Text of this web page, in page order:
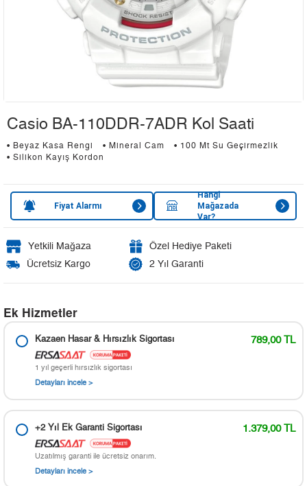
Casio BA-110DDR-7ADR Kol Saati
• Beyaz Kasa Rengi • Mineral Cam
• 100 Mt Su Geçirmezlik
• Silikon Kayış Kordon
Fiyat Alarmı
Hangi
Mağazada
Var?
Yetkili Mağaza
Özel Hediye Paketi
Ücretsiz Kargo
2 Yıl Garanti
Ek Hizmetler
Kazaen Hasar & Hırsızlık Sigortası 789,00 TL
1 yıl geçerli hırsızlık sigortası
Detayları incele >
+2 Yıl Ek Garanti Sigortası 1.379,00 TL
Uzatılmış garanti ile ücretsiz onarım.
Detayları incele >